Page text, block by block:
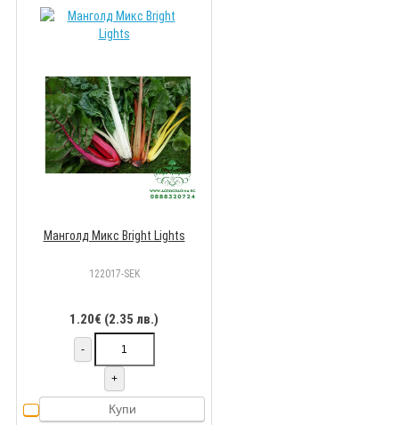
Манголд Микс Bright Lights
122017-SEK
1.20€ (2.35 лв.)
-
+
Купи